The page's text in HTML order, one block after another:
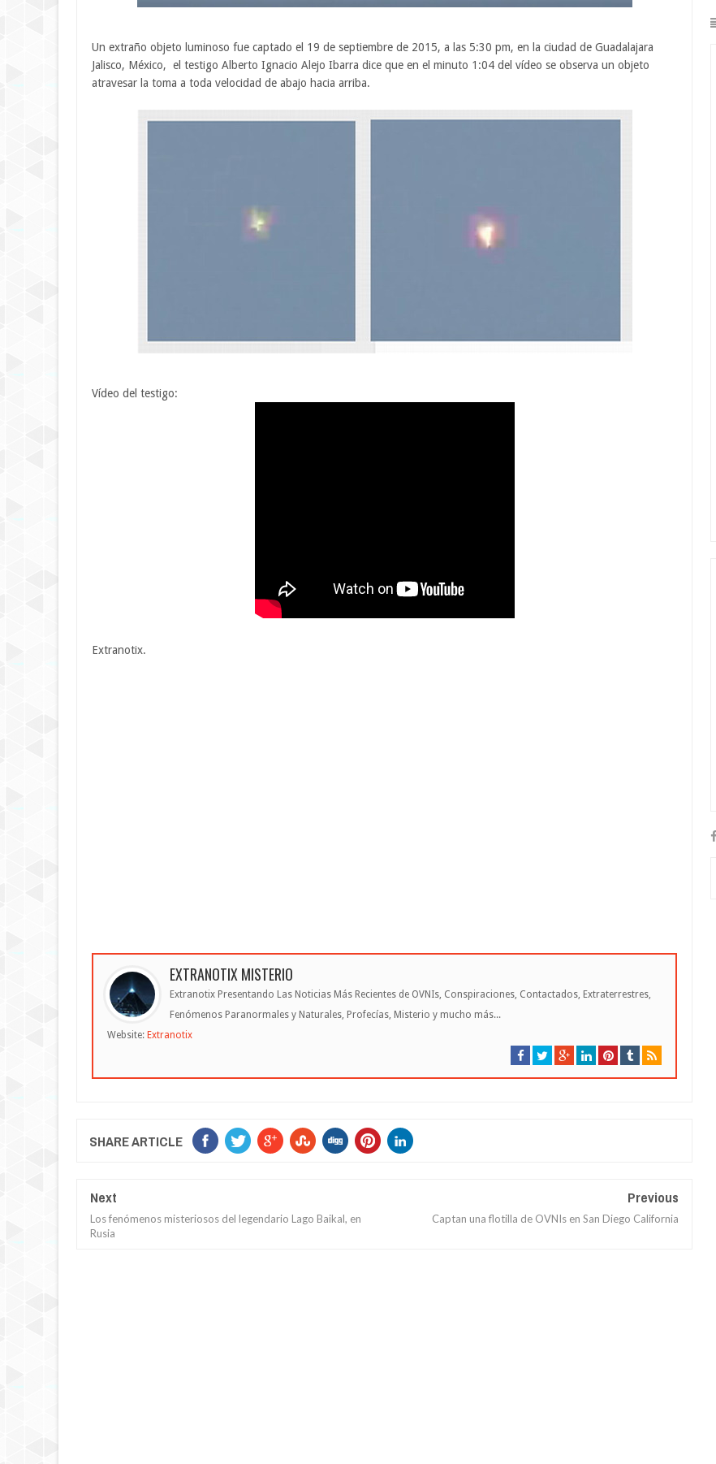
Un extraño objeto luminoso fue captado el 19 de septiembre de 2015, a las 5:30 pm, en la ciudad de Guadalajara
Jalisco, México, el testigo Alberto Ignacio Alejo Ibarra dice que en el minuto 1:04 del vídeo se observa un objeto
atravesar la toma a toda velocidad de abajo hacia arriba.
Vídeo del testigo:
Extranotix.
EXTRANOTIX MISTERIO
Extranotix Presentando Las Noticias Más Recientes de OVNIs, Conspiraciones, Contactados, Extraterrestres,
Fenómenos Paranormales y Naturales, Profecías, Misterio y mucho más...
Website: Extranotix
SHARE ARTICLE
Next
Los fenómenos misteriosos del legendario Lago Baikal, en
Rusia
Previous
Captan una flotilla de OVNIs en San Diego California